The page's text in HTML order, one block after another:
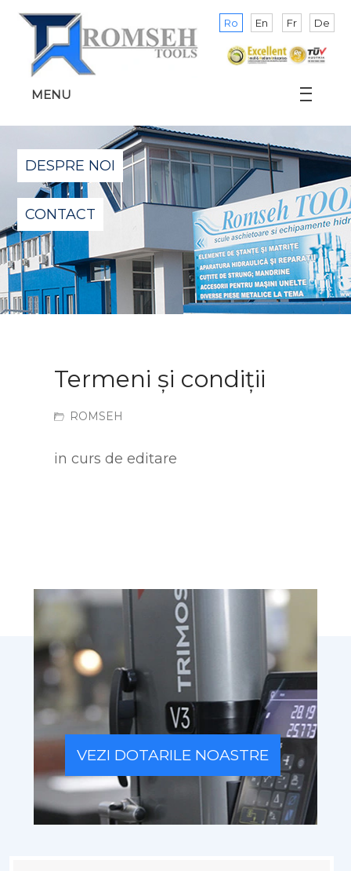
Ro En Fr De
MENU
DESPRE NOI
CONTACT
Termeni și condiții
ROMSEH
in curs de editare
VEZI DOTARILE NOASTRE